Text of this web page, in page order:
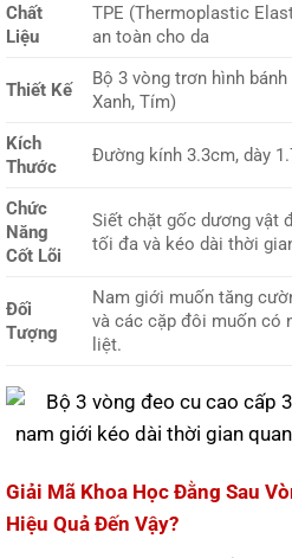
Chất
Liệu
TPE (Thermoplastic
an toàn cho da
Thiết Kế
Bộ 3 vòng trơn hình
Xanh, Tím)
Kích
Thước
Đường kính 3.3cm, dày
Chức
Năng
Cốt Lõi
Siết chặt gốc dương vật
tối đa và kéo dài thời
Đối
Tượng
Nam giới muốn tăng
và các cặp đôi muốn có
liệt.
Giải Mã Khoa Học Đằng Sau
Hiệu Quả Đến Vậy?